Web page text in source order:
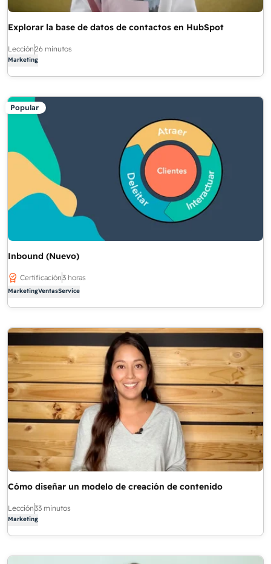
Explorar la base de datos de contactos en HubSpot
Lección26 minutos
Marketing
Popular
Inbound (Nuevo)
Certificación3 horas
MarketingVentasService
Cómo diseñar un modelo de creación de contenido
Lección33 minutos
Marketing